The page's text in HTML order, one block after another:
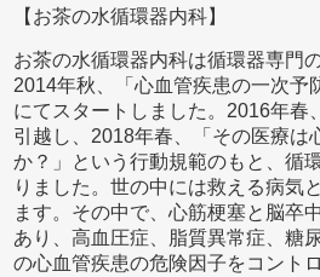
【お茶の水循環器内科】
お茶の水循環器内科は循環器専門
2014年秋、「心血管疾患の一次予
にてスタートしました。2016年春
引越し、2018年春、「その医療は
か？」という行動規範のもと、循
りました。世の中には救える病気
ます。その中で、心筋梗塞と脳卒
あり、高血圧症、脂質異常症、糖
の心血管疾患の危険因子をコント